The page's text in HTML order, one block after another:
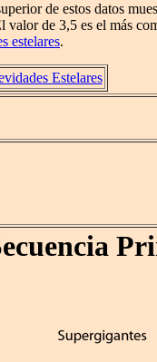
de estos datos
valor de 3,5 es el más
estelares.
Estelares